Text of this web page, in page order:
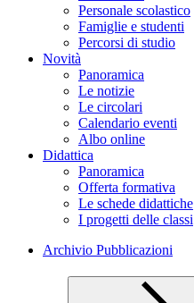
Personale scolastico
Famiglie e studenti
Percorsi di studio
Novità
Panoramica
Le notizie
Le circolari
Calendario eventi
Albo online
Didattica
Panoramica
Offerta formativa
Le schede didattiche
I progetti delle classi
Archivio Pubblicazioni